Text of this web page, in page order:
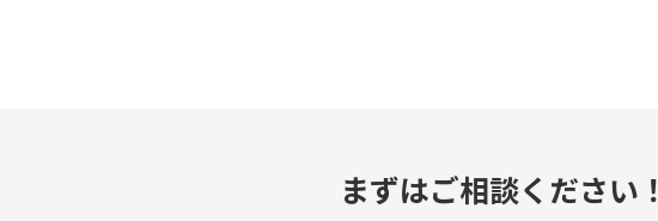
まずはご相談ください！